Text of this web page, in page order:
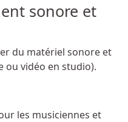
sonore et
du matériel sonore et
ou vidéo en studio).
les musiciennes et